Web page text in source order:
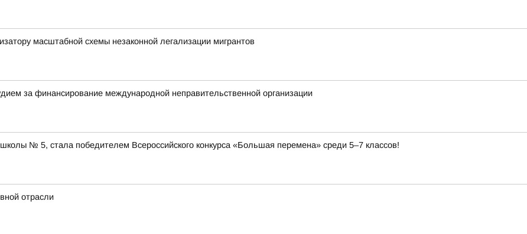
масштабной схемы незаконной легализации мигрантов
за финансирование международной неправительственной организации
№ 5, стала победителем Всероссийского конкурса «Большая перемена» среди 5–7 классов!
отрасли